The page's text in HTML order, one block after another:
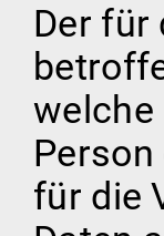
Der für
welche
für die